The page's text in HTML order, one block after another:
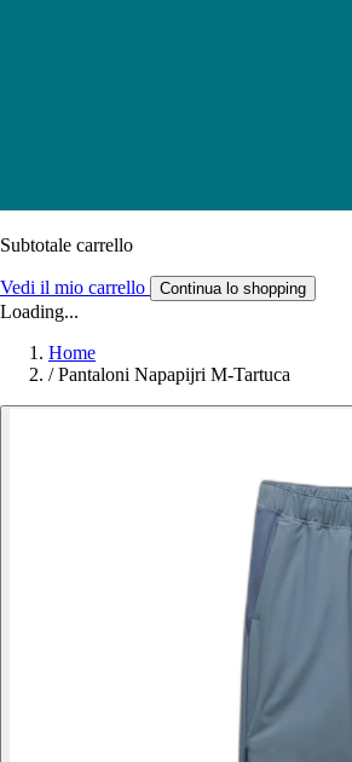
Subtotale carrello
Vedi il mio carrello Continua lo shopping
Loading...
Home
/ Pantaloni Napapijri M-Tartuca